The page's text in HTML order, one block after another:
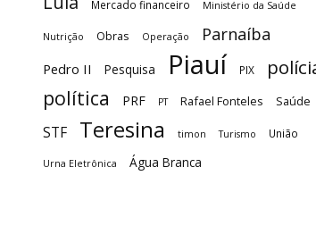
Mercado financeiro Ministério da Saúde
Nutrição Obras Operação Parnaíba
Pedro II Pesquisa Piauí PIX
política PRF PT Rafael Fonteles Saúde
STF Teresina timon Turismo União
Urna Eletrônica Água Branca